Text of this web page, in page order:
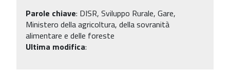
Parole chiave: DISR, Sviluppo Rurale, Gare,
Ministero della agricoltura, della sovranità
alimentare e delle foreste
Ultima modifica: